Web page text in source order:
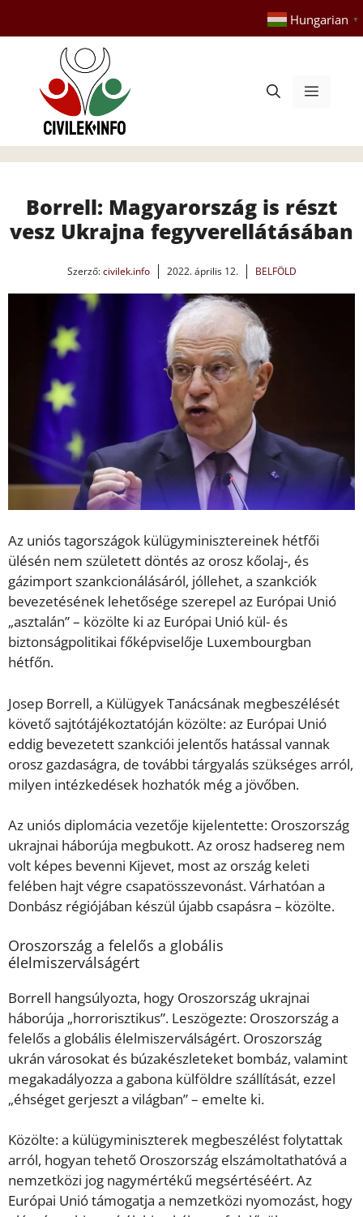
tartalomba
Hungarian ▼
Menü
Borrell: Magyarország is részt
vesz Ukrajna fegyverellátásában
Szerző:civilek.info 2022. április 12. BELFÖLD
Az uniós tagországok külügyminisztereinek hétfői
ülésén nem született döntés az orosz kőolaj-, és
gázimport szankcionálásáról, jóllehet, a szankciók
bevezetésének lehetősége szerepel az Európai Unió
„asztalán” – közölte ki az Európai Unió kül- és
biztonságpolitikai főképviselője Luxembourgban
hétfőn.
Josep Borrell, a Külügyek Tanácsának megbeszélését
követő sajtótájékoztatóján közölte: az Európai Unió
eddig bevezetett szankciói jelentős hatással vannak
orosz gazdaságra, de további tárgyalás szükséges arról,
milyen intézkedések hozhatók még a jövőben.
Az uniós diplomácia vezetője kijelentette: Oroszország
ukrajnai háborúja megbukott. Az orosz hadsereg nem
volt képes bevenni Kijevet, most az ország keleti
felében hajt végre csapatösszevonást. Várhatóan a
Donbász régiójában készül újabb csapásra – közölte.
Oroszország a felelős a globális
élelmiszerválságért
Borrell hangsúlyozta, hogy Oroszország ukrajnai
háborúja „horrorisztikus”. Leszögezte: Oroszország a
felelős a globális élelmiszerválságért. Oroszország
ukrán városokat és búzakészleteket bombáz, valamint
megakadályozza a gabona külföldre szállítását, ezzel
„éhséget gerjeszt a világban” – emelte ki.
Közölte: a külügyminiszterek megbeszélést folytattak
arról, hogyan tehető Oroszország elszámoltathatóvá a
nemzetközi jog nagymértékű megsértéséért. Az
Európai Unió támogatja a nemzetközi nyomozást, hogy